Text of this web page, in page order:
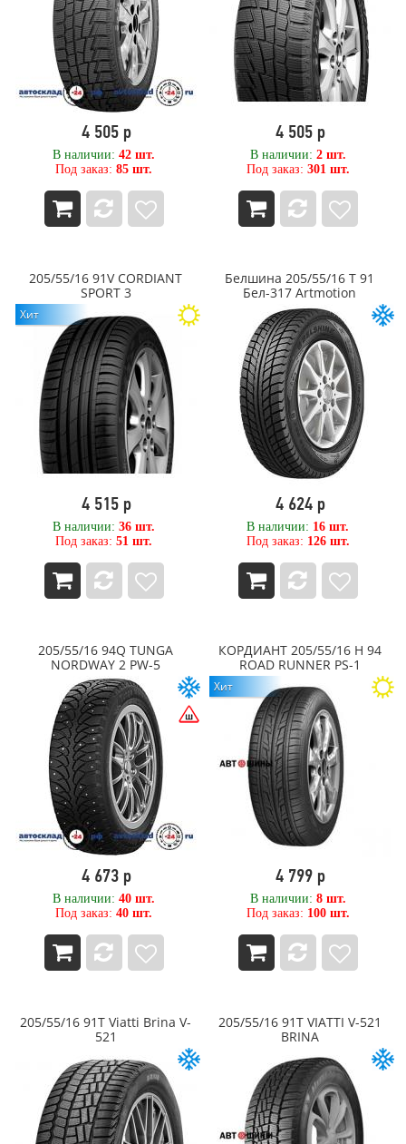
80
800
850
9,00
90
900
Mitas
MRL Tyres
Nexen
Nitto
NORDMAN
NorTec
Ovation
OZKA Pulmox
PACE
Petlas
Pirelli
Primex (Yokohama ATG)
PRINX
Roadcruza
ROADKING
ROADMARCH
Roadstone
ROADX
RockBlade
Rosava
ROTALLA
Sailun RoadX
SATOYA
Sava
SONIX
SPARE TIRE
SUPERIA
Techking
Tercelo
Tianli
Tigar
Titan
TopTrust
TORERO
Torero (Matador)
Tornado
Tornado (Advance Holdings)
TORQUE
Total Trust
TOURADOR
Toyo
TRACMAX
Tunga
TYREX ALL STEEL
Unigrip
UNISTAR
Viatti
VOLTYRE
4 505 р
В наличии:42 шт.
Под заказ:85 шт.
4 505 р
В наличии: 2 шт.
Под заказ: 301 шт.
205/55/16 91V CORDIANT
SPORT 3
Хит
4 515 р
В наличии:36 шт.
Под заказ:51 шт.
Белшина 205/55/16 T 91
Бел-317 Artmotion
4 624 р
В наличии: 16 шт.
Под заказ: 126 шт.
205/55/16 94Q TUNGA
NORDWAY 2 PW-5
4 673 р
В наличии:40 шт.
Под заказ:40 шт.
КОРДИАНТ 205/55/16 H 94
ROAD RUNNER PS-1
Хит
4 799 р
В наличии: 8 шт.
Под заказ: 100 шт.
205/55/16 91T Viatti Brina V-
521
205/55/16 91T VIATTI V-521
BRINA